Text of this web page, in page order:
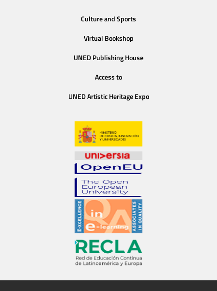
Culture and Sports
Virtual Bookshop
UNED Publishing House
Access to
UNED Artistic Heritage Expo